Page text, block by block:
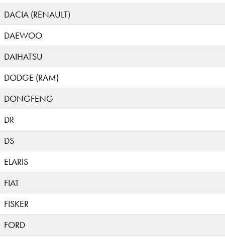
DACIA (RENAULT)
DAEWOO
DAIHATSU
DODGE (RAM)
DONGFENG
DR
DS
ELARIS
FIAT
FISKER
FORD